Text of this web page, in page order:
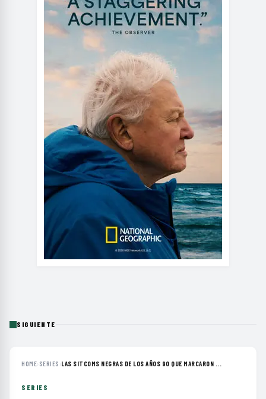
SIGUIENTE
HOME› SERIES ›LAS SITCOMS NEGRAS DE LOS AÑOS 90 QUE MARCARON ...
SERIES